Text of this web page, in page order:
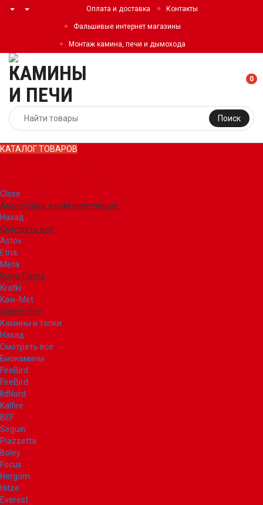
Оплата и доставка Контакты
Фальшивые интернет магазины
Монтаж камина, печи и дымохода
Поиск
0
КАТАЛОГ ТОВАРОВ
Close
Аксессуары и комплектующие
Назад
Смотреть все
Astov
Etna
Meta
Royal Flame
Kratki
Kaw-Met
Glamm Fire
Камины и топки
Назад
Смотреть все
Биокамины
FireBird
FireBird
IldNord
Kalfire
BEF
Seguin
Piazzetta
Boley
Focus
Hergom
Hitze
Everest